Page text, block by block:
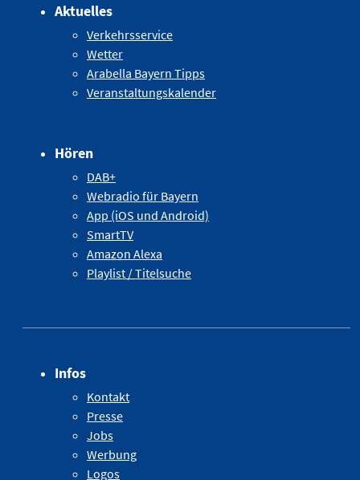
Aktuelles
Verkehrsservice
Wetter
Arabella Bayern Tipps
Veranstaltungskalender
Hören
DAB+
Webradio für Bayern
App (iOS und Android)
SmartTV
Amazon Alexa
Playlist / Titelsuche
Infos
Kontakt
Presse
Jobs
Werbung
Logos